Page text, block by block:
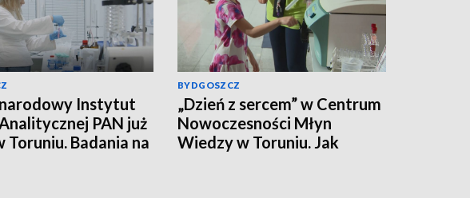
Instytut
PAN już
Toruniu. Badania na
BYDGOSZCZ
„Dzień z sercem” w Centrum
Nowoczesności Młyn
Wiedzy w Toruniu. Jak